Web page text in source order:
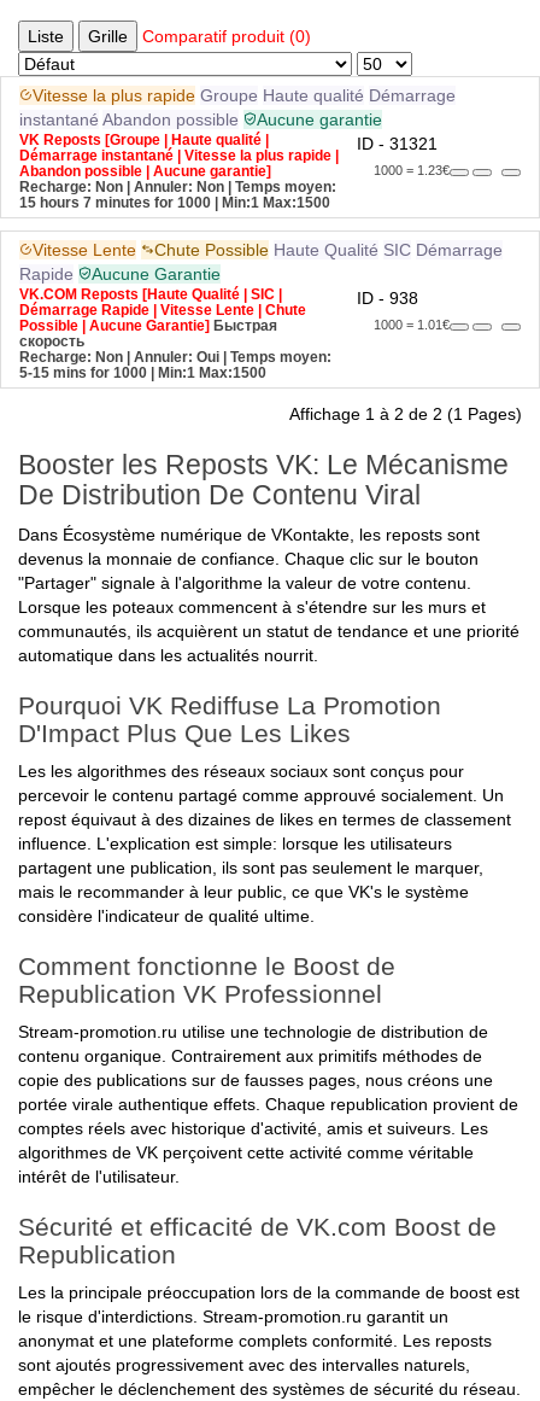
Liste Grille Comparatif produit (0)
Vitesse la plus rapide Groupe Haute qualité Démarrage
instantané Abandon possible Aucune garantie
VK Reposts [Groupe | Haute qualité |
Démarrage instantané | Vitesse la plus rapide |
Abandon possible | Aucune garantie]
Recharge: Non | Annuler: Non | Temps moyen:
15 hours 7 minutes for 1000
| Min:1 Max:1500
ID - 31321
1000 = 1.23€
Vitesse Lente Chute Possible Haute Qualité SIC Démarrage
Rapide
Aucune Garantie
VK.COM Reposts [Haute Qualité | SIC |
Démarrage Rapide | Vitesse Lente | Chute
Possible | Aucune Garantie] Быстрая
скорость
Recharge: Non | Annuler: Oui | Temps moyen:
5-15 mins for 1000
| Min:1 Max:1500
ID - 938
1000 = 1.01€
Affichage 1 à 2 de 2 (1 Pages)
Booster les Reposts VK: Le Mécanisme
De Distribution De Contenu Viral
Dans Écosystème numérique de VKontakte, les reposts sont
devenus la monnaie de confiance. Chaque clic sur le bouton
"Partager" signale à l'algorithme la valeur de votre contenu.
Lorsque les poteaux commencent à s'étendre sur les murs et
communautés, ils acquièrent un statut de tendance et une priorité
automatique dans les actualités nourrit.
Pourquoi VK Rediffuse La Promotion
D'Impact Plus Que Les Likes
Les les algorithmes des réseaux sociaux sont conçus pour
percevoir le contenu partagé comme approuvé socialement. Un
repost équivaut à des dizaines de likes en termes de classement
influence. L'explication est simple: lorsque les utilisateurs
partagent une publication, ils sont pas seulement le marquer,
mais le recommander à leur public, ce que VK's le système
considère l'indicateur de qualité ultime.
Comment fonctionne le Boost de
Republication VK Professionnel
Stream-promotion.ru utilise une technologie de distribution de
contenu organique. Contrairement aux primitifs méthodes de
copie des publications sur de fausses pages, nous créons une
portée virale authentique effets. Chaque republication provient de
comptes réels avec historique d'activité, amis et suiveurs. Les
algorithmes de VK perçoivent cette activité comme véritable
intérêt de l'utilisateur.
Sécurité et efficacité de VK.com Boost de
Republication
Les la principale préoccupation lors de la commande de boost est
le risque d'interdictions. Stream-promotion.ru garantit un
anonymat et une plateforme complets conformité. Les reposts
sont ajoutés progressivement avec des intervalles naturels,
empêcher le déclenchement des systèmes de sécurité du réseau.